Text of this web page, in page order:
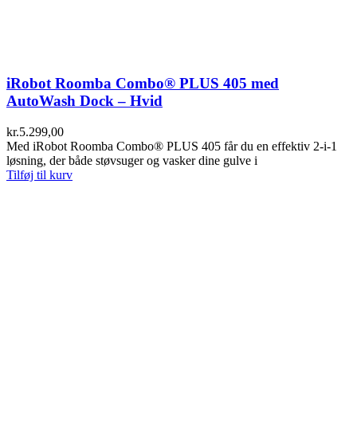
iRobot Roomba Combo® PLUS 405 med
AutoWash Dock – Hvid
kr.5.299,00
Med iRobot Roomba Combo® PLUS 405 får du en effektiv 2-i-1
løsning, der både støvsuger og vasker dine gulve i
Tilføj til kurv